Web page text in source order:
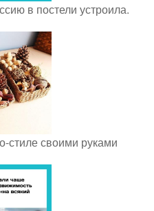
в постели устроила.
стиле своими руками